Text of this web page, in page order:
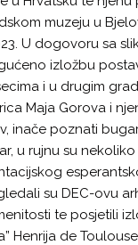
muzeju u
U dogovoru sa
izložbu
i u drugim
Maja Gorova i
inače poznati
u rujnu su
su DEC-ovu
te posjetili
Henrija de